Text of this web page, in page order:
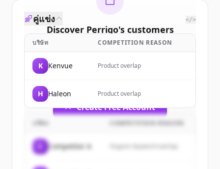
Discover Perrigo's customers
Sign up for free to view allcustomers
New accounts include trial credits to
Create Free Account
มีบัญชีอยู่แล้วใช่ไหมลงชื่อเข้าใช้
คู่แข่ง </>
บริษัท COMPETITION REASON
K Kenvue Product overlap
H Haleon Product overlap
COMPETITION REASON
Competitor A Organic keyword overlap